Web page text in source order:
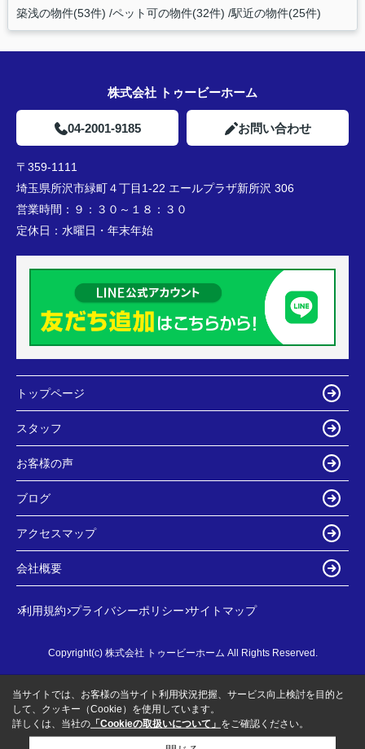
築浅の物件(53件) ペット可の物件(32件) 駅近の物件(25件)
株式会社 トゥービーホーム
04-2001-9185 お問い合わせ
〒359-1111
埼玉県所沢市緑町４丁目1-22 エールプラザ新所沢 306
営業時間： ９：３０～１８：３０
定休日： 水曜日・年末年始
トップページ
スタッフ
お客様の声
ブログ
アクセスマップ
会社概要
利用規約 プライバシーポリシー サイトマップ
Copyright(c) 株式会社 トゥービーホーム All Rights Reserved.
当サイトでは、お客様の当サイト利用状況把握、サービス向上検討を目的と
して、クッキー（Cookie）を使用しています。
詳しくは、当社の 「Cookieの取扱いについて」 をご確認ください。